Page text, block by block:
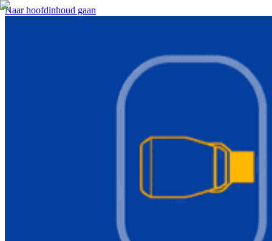
Naar hoofdinhoud gaan